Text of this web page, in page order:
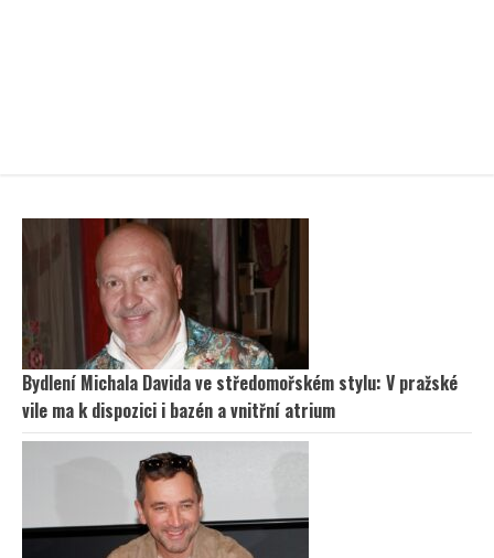
Bydlení Michala Davida ve středomořském stylu: V pražské
vile ma k dispozici i bazén a vnitřní atrium